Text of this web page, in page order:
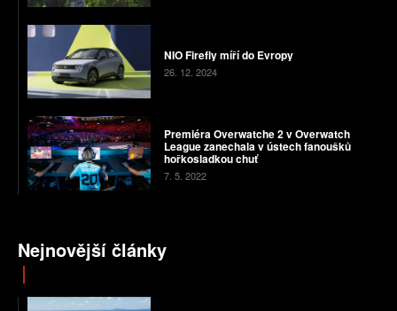
NIO Firefly míří do Evropy
26. 12. 2024
Premiéra Overwatche 2 v Overwatch
League zanechala v ústech fanoušků
hořkosladkou chuť
7. 5. 2022
Nejnovější články